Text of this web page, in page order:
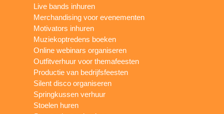
Live bands inhuren
Merchandising voor evenementen
Motivators inhuren
Muziekoptredens boeken
Online webinars organiseren
Outfitverhuur voor themafeesten
Productie van bedrijfsfeesten
Silent disco organiseren
Springkussen verhuur
Stoelen huren